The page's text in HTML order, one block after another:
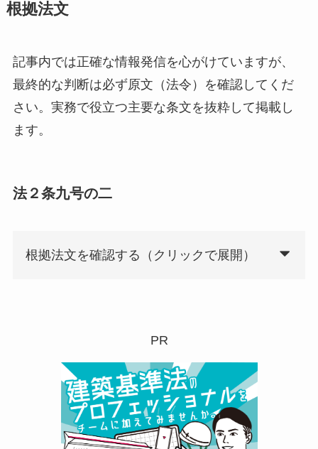
根拠法文
記事内では正確な情報発信を心がけていますが、
最終的な判断は必ず原文（法令）を確認してくだ
さい。実務で役立つ主要な条文を抜粋して掲載し
ます。
法２条九号の二
根拠法文を確認する（クリックで展開）
PR